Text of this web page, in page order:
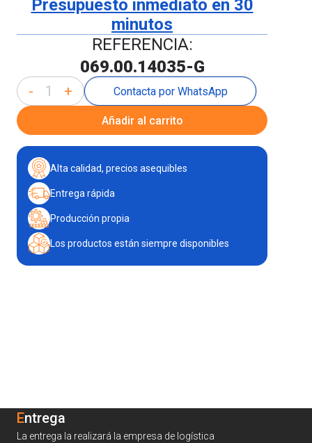
Presupuesto inmediato en 30
minutos
REFERENCIA:
069.00.14035-G
- + Contacta por WhatsApp
Añadir al carrito
Alta calidad, precios asequibles
Entrega rápida
Producción propia
Los productos están siempre disponibles
Entrega
La entrega la realizará la empresa de logística